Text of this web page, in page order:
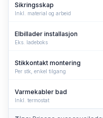
Sikringsskap
Inkl. material og arbeid
Elbillader installasjon
Eks. ladeboks
Stikkontakt montering
Per stk, enkel tilgang
Varmekabler bad
Inkl. termostat